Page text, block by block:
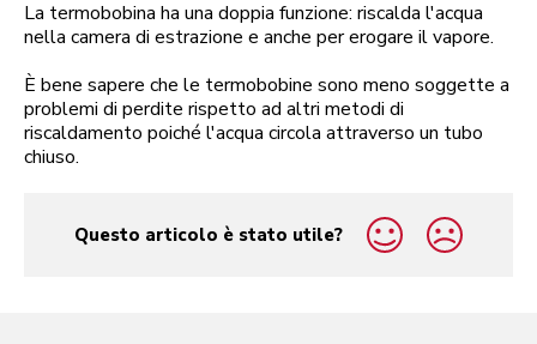
La termobobina ha una doppia funzione: riscalda l'acqua
nella camera di estrazione e anche per erogare il vapore.
È bene sapere che le termobobine sono meno soggette a
problemi di perdite rispetto ad altri metodi di
riscaldamento poiché l'acqua circola attraverso un tubo
chiuso.
Questo articolo è stato utile?
yes
no